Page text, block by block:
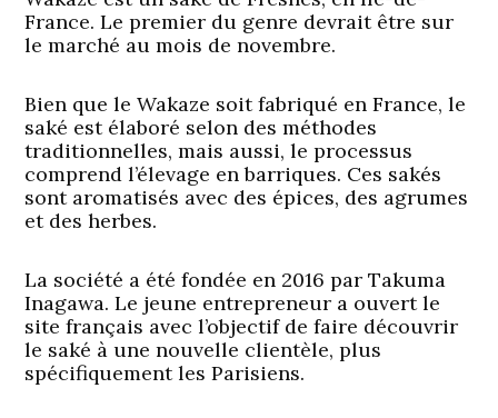
France. Le premier du genre devrait être sur
le marché au mois de novembre.
Bien que le Wakaze soit fabriqué en France, le
saké est élaboré selon des méthodes
traditionnelles, mais aussi, le processus
comprend l’élevage en barriques. Ces sakés
sont aromatisés avec des épices, des agrumes
et des herbes.
La société a été fondée en 2016 par Takuma
Inagawa. Le jeune entrepreneur a ouvert le
site français avec l’objectif de faire découvrir
le saké à une nouvelle clientèle, plus
spécifiquement les Parisiens.